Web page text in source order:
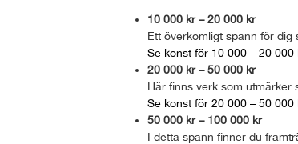
10 000 kr – 20 000 kr
Ett överkomligt spann för
Se konst för 10 000 – 20 000
20 000 kr – 50 000 kr
Här finns verk som utmärker
Se konst för 20 000 – 50 000
50 000 kr – 100 000 kr
I detta spann finner du